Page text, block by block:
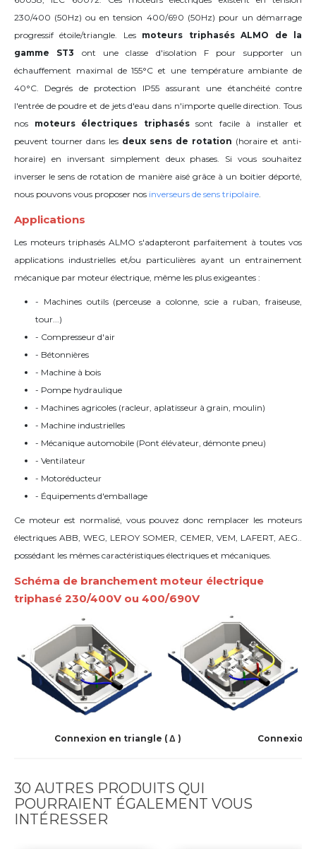
230/400 (50Hz) ou en tension 400/690 (50Hz) pour un démarrage
progressif étoile/triangle. Les moteurs triphasés ALMO de la
gamme ST3 ont une classe d'isolation F pour supporter un
échauffement maximal de 155°C et une température ambiante de
40°C.
Degrés de protection IP55 assurant une étanchéité contre
l'entrée de poudre et de jets d'eau dans n'importe quelle direction. Tous
nos moteurs électriques triphaséssont facile à installer et
peuvent tourner dans les deux sens de rotation (horaire et anti-
horaire) en inversant simplement deux phases. Si vous souhaitez
inverser le sens de rotation de manière aisé grâce à un boitier déporté,
nous pouvons vous proposer nos inverseurs de sens tripolaire
Applications
Les moteurs triphasés ALMO s'adapteront parfaitement à toutes vos
applications industrielles et/ou particulières ayant un entrainement
mécanique par moteur électrique , même les plus exigeantes :
- Machines outils (perceuse a colonne, scie a ruban, fraiseuse,
tour...)
- Compresseur d'air
- Bétonnières
- Machine à bois
- Pompe hydraulique
- Machines agricoles (racleur, aplatisseur à grain, moulin)
- Machine industrielles
- Mécanique automobile (Pont élévateur, démonte pneu)
- Ventilateur
- Motoréducteur
- Équipements d'emballage
Ce moteur est normalisé, vous pouvez donc remplacer les moteurs
électriques ABB, WEG, LEROY SOMER, CEMER, VEM, LAFERT, AEG..
possédant les mêmes caractéristiques électriques et mécaniques.
Schéma de branchement moteur électrique
triphasé 230/400V ou 400/690V
Connexion en triangle ( Δ ) Connexion
30 AUTRES PRODUITS QUI
POURRAIENT ÉGALEMENT VOUS
INTÉRESSER